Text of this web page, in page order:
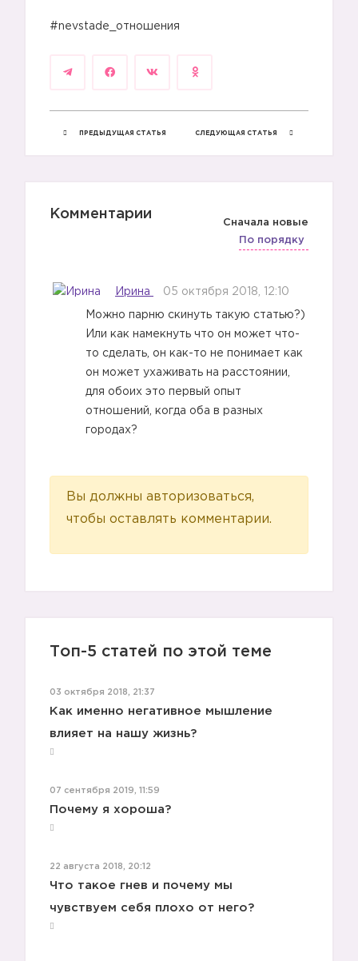
2️⃣
🌏
#nevstade_отношения
ПРЕДЫДУЩАЯ СТАТЬЯ СЛЕДУЮЩАЯ СТАТЬЯ
Комментарии
Сначала новые
По порядку
Ирина 05 октября 2018, 12:10
Можно парню скинуть такую статью?)
Или как намекнуть что он может что-
то сделать, он как-то не понимает как
он может ухаживать на расстоянии,
для обоих это первый опыт
отношений, когда оба в разных
городах?
Вы должны авторизоваться,
чтобы оставлять комментарии.
Топ-5 статей по этой теме
03 октября 2018, 21:37
Как именно негативное мышление
влияет на нашу жизнь?
07 сентября 2019, 11:59
Почему я хороша?
22 августа 2018, 20:12
Что такое гнев и почему мы
чувствуем себя плохо от него?